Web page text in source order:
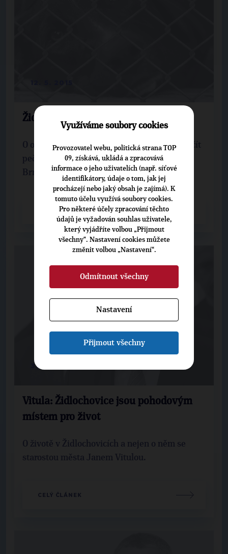
Židlochovičtí chtějí útulek pro psy
O opuštěné a zatoulané psy a kočky chce začít
pečovat vedení radnice v Židlochovicích na
Brněnsku.
CELÝ ČLÁNEK
30. 4. 2015
Vitula: Židlochovice jsou pohodovým
místem pro život
O životě v Židlochovicích a nejen o něm se
starostou města Janem Vitulou.
CELÝ ČLÁNEK
Využíváme soubory cookies
Provozovatel webu, politická strana TOP
09, získává, ukládá a zpracovává
informace o jeho uživatelích (např. síťové
identifikátory, údaje o tom, jak jej
procházejí nebo jaký obsah je zajímá). K
tomuto účelu využívá soubory cookies.
Pro některé účely zpracování těchto
údajů je vyžadován souhlas uživatele,
který vyjádříte volbou „Přijmout
všechny“. Nastavení cookies můžete
změnit volbou „Nastavení“.
Odmítnout všechny
Nastavení
Přijmout všechny